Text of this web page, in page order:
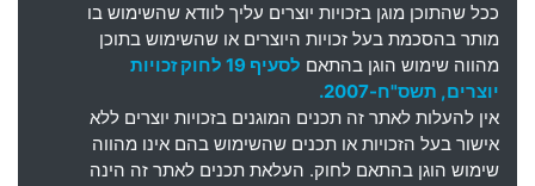
ככל שהתוכן מוגן בזכויות יוצרים עליך לוודא שהשימוש בו
מותר בהסכמת בעל זכויות היוצרים או שהשימוש בתוכן
מהווה שימוש הוגן בהתאם
לסעיף 19 לחוק זכויות
יוצרים, תשס"ח-2007.
אין להעלות לאתר זה תכנים המוגנים בזכויות יוצרים ללא
אישור בעל הזכויות או תכנים שהשימוש בהם אינו מהווה
שימוש הוגן בהתאם לחוק. העלאת תכנים לאתר זה הינה